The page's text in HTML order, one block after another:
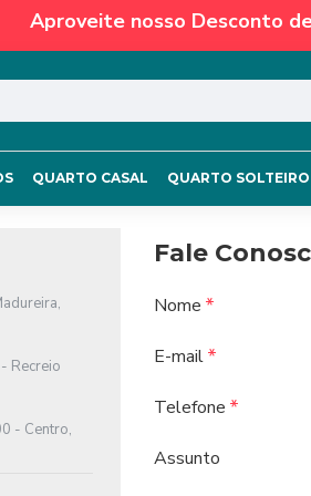
Aproveite nosso Desconto
QUARTO CASAL QUARTO SOLTEIRO
Recreio
- Centro,
Fale
Nome
E-mail
Telefone
Assunto